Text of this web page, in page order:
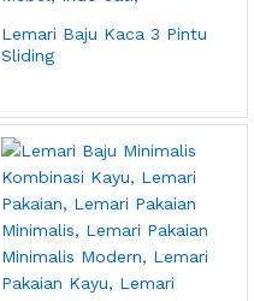
Lemari Baju Kaca 3 Pintu
Sliding